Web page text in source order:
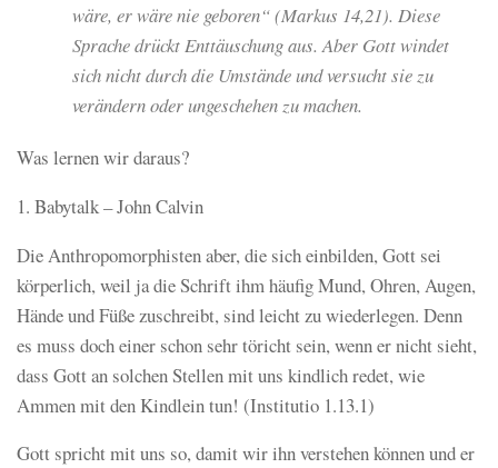
wäre, er wäre nie geboren“ (Markus 14,21). Diese
Sprache drückt Enttäuschung aus. Aber Gott windet
sich nicht durch die Umstände und versucht sie zu
verändern oder ungeschehen zu machen.
Was lernen wir daraus?
1. Babytalk – John Calvin
Die Anthropomorphisten aber, die sich einbilden, Gott sei
körperlich, weil ja die Schrift ihm häufig Mund, Ohren, Augen,
Hände und Füße zuschreibt, sind leicht zu wiederlegen. Denn
es muss doch einer schon sehr töricht sein, wenn er nicht sieht,
dass Gott an solchen Stellen mit uns kindlich redet, wie
Ammen mit den Kindlein tun! (Institutio 1.13.1)
Gott spricht mit uns so, damit wir ihn verstehen können und er